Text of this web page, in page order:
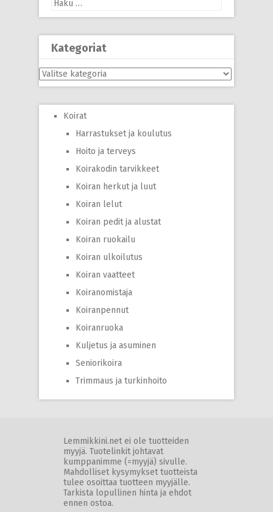
Kategoriat
Kategoriat
Koirat
Harrastukset ja koulutus
Hoito ja terveys
Koirakodin tarvikkeet
Koiran herkut ja luut
Koiran lelut
Koiran pedit ja alustat
Koiran ruokailu
Koiran ulkoilutus
Koiran vaatteet
Koiranomistaja
Koiranpennut
Koiranruoka
Kuljetus ja asuminen
Seniorikoira
Trimmaus ja turkinhoito
Lemmikkini.net ei ole tuotteiden
myyjä. Tuotelinkit johtavat
kumppanimme (=myyjä) sivulle.
Mahdolliset kysymykset tuotteista
tulee osoittaa tuotteen myyjälle.
Tarkista lopullinen hinta ja ehdot
ennen ostoa.